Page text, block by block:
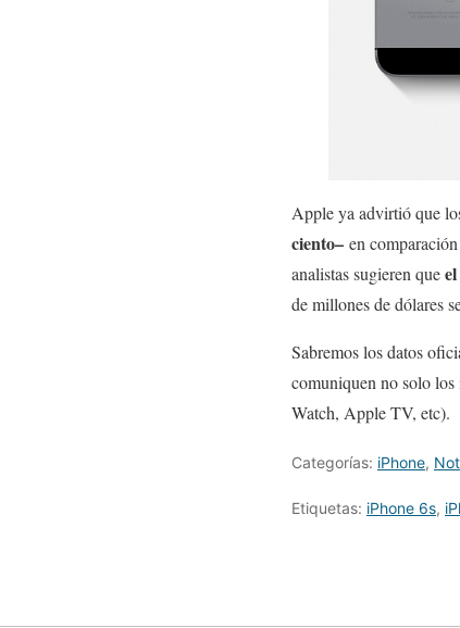
Apple ya advirtió que
ciento– en
analistas sugieren que
de millones de dólares
Sabremos los datos
comuniquen no solo los
Watch, Apple TV, etc).
Categorías: iPhone,
Etiquetas: iPhone 6s,